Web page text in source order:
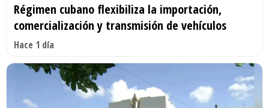
Régimen cubano flexibiliza la importación,
comercialización y transmisión de vehículos
Hace 1 día